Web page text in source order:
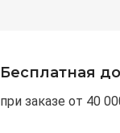
Бесплатная
при заказе от 40